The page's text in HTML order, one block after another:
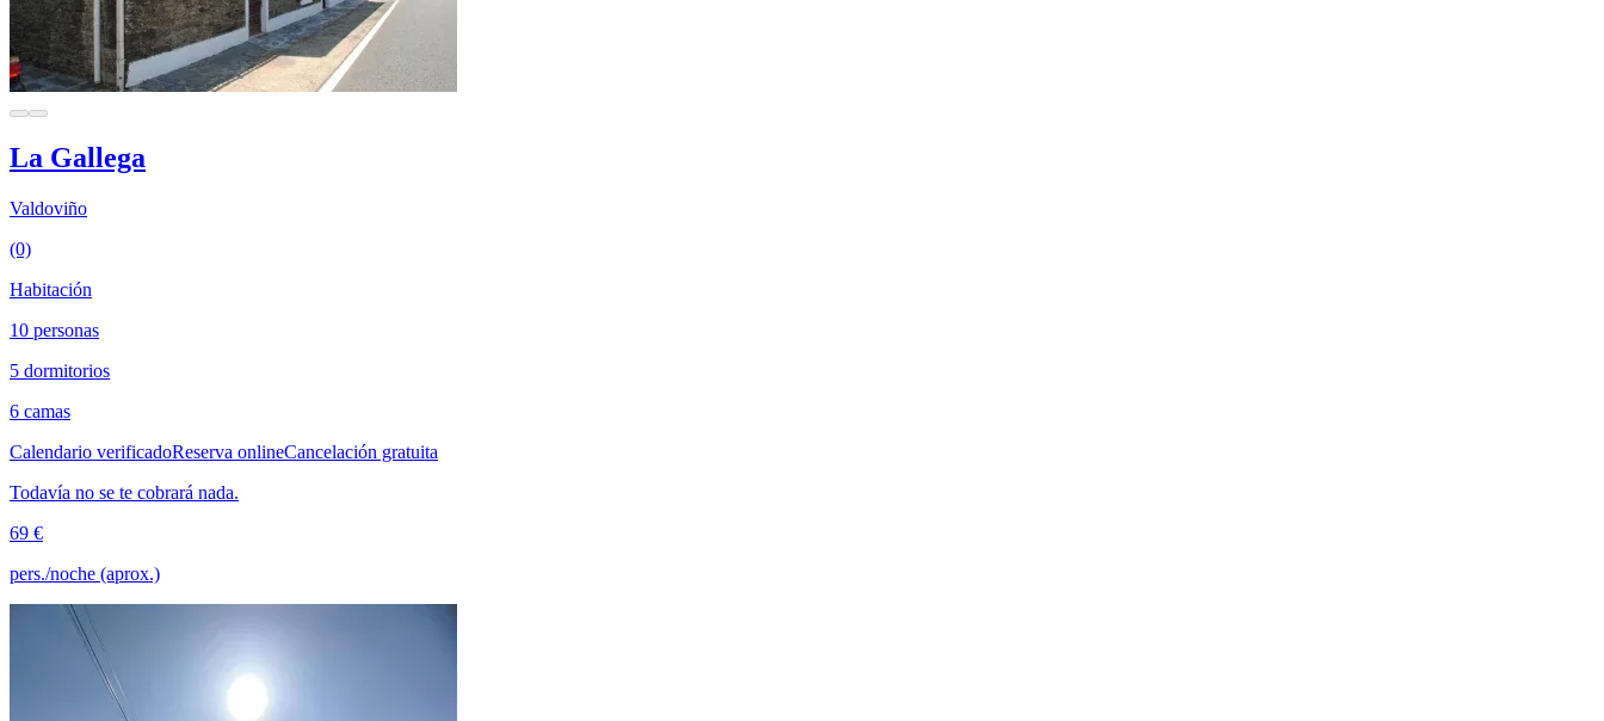
La Gallega
Valdoviño
(0)
Habitación
10 personas
5 dormitorios
6 camas
Calendario verificadoReserva onlineCancelación gratuita
Todavía no se te cobrará nada.
69 €
pers./noche (aprox.)